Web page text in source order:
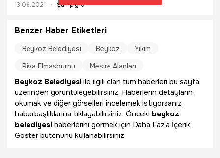
13.06.2021 Şampiy10
Benzer Haber Etiketleri
Beykoz Belediyesi Beykoz
Yıkım
Riva Elmasburnu
Mesire Alanları
Beykoz Belediyesi ile ilgili olan tüm haberleri bu sayfa
üzerinden görüntüleyebilirsiniz. Haberlerin detaylarını
okumak ve diğer görselleri incelemek istiyorsanız
haberbaşlıklarına tıklayabilirsiniz. Önceki beykoz
belediyesi haberlerini görmek için Daha Fazla İçerik
Göster butonunu kullanabilirsiniz.